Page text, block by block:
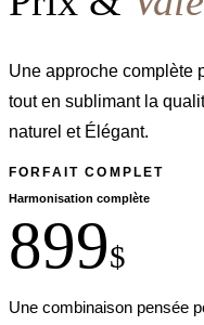
Une approche complète
tout en sublimant la
naturel et Élégant.
FORFAIT COMPLET
Harmonisation complète
899$
Une combinaison pensée